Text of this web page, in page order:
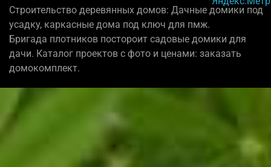
Строительство деревянных домов: Дачные домики под
усадку, каркасные дома под ключ для пмж.
Бригада плотников постороит садовые домики для
дачи. Каталог проектов с фото и ценами: заказать
домокомплект.